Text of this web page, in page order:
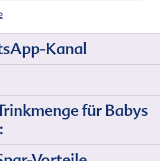
Kanal
für Babys